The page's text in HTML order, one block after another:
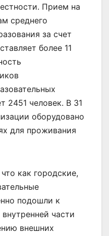
Прием на
среднего
за счет
более 11
2451 человек. В 31
оборудовано
для проживания
как городские,
подошли к
части
внешних